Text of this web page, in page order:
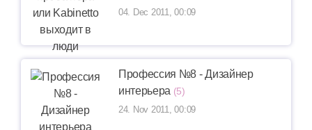
04. Dec 2011, 00:09
Профессия №8 - Дизайнер
интерьера (5)
24. Nov 2011, 00:09